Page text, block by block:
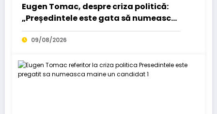
Eugen Tomac, despre criza politică:
„Președintele este gata să numească
un candidat mâine”…
09/08/2026